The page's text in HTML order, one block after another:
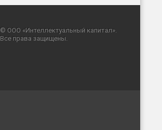
© ООО «Интеллектуальный капитал».
Все права защищены.